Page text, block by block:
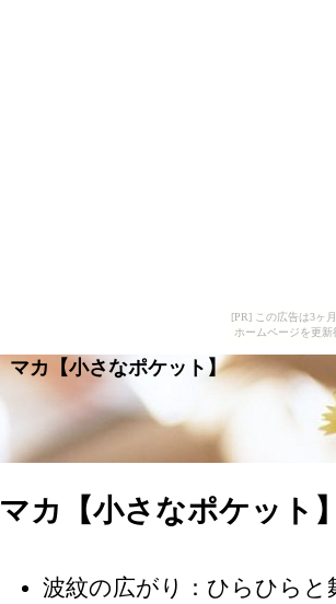
[PR] この広告は3ヶ
ホームページを更
マカ【小さなポケット】
マカ【小さなポケット
波紋の広がり：ひらひら